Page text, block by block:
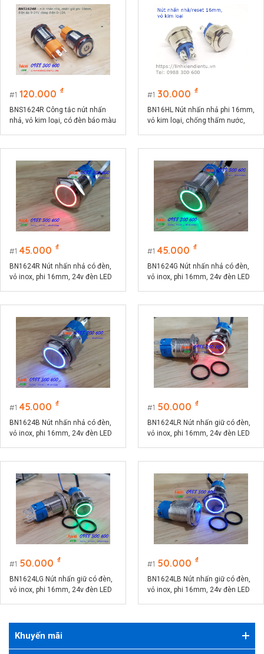
1 120.000 ₫
BNS1624R Công tắc nút nhấn
nhả, vỏ kim loại, có đèn báo màu
1 30.000 ₫
BN16HL Nút nhấn nhả phi 16mm,
vỏ kim loại, chống thấm nước,
1 45.000 ₫
BN1624R Nút nhấn nhả có đèn,
vỏ inox, phi 16mm, 24v đèn LED
1 45.000 ₫
BN1624G Nút nhấn nhả có đèn,
vỏ inox, phi 16mm, 24v đèn LED
1 45.000 ₫
BN1624B Nút nhấn nhả có đèn,
vỏ inox, phi 16mm, 24v đèn LED
1 50.000 ₫
BN1624LR Nút nhấn giữ có đèn,
vỏ inox, phi 16mm, 24v đèn LED
1 50.000 ₫
BN1624LG Nút nhấn giữ có đèn,
vỏ inox, phi 16mm, 24v đèn LED
1 50.000 ₫
BN1624LB Nút nhấn giữ có đèn,
vỏ inox, phi 16mm, 24v đèn LED
Khuyến mãi